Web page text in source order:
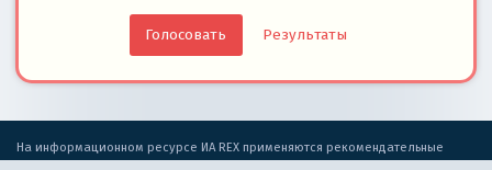
Результаты
На информационном ресурсе ИА REX применяются рекомендательные